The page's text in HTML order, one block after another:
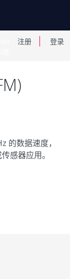
注册 登录
的数据速度，
感器应用。